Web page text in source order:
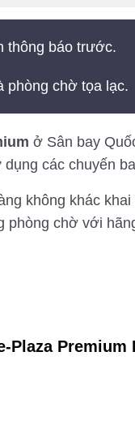
thông báo trước.
phòng chờ tọa lạc.
ở Sân bay
các chuyến
không khác
chờ với
Plaza Premium